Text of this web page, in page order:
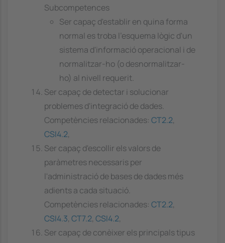
Subcompetences
Ser capaç d'establir en quina forma
normal es troba l'esquema lògic d'un
sistema d'informació operacional i de
normalitzar-ho (o desnormalitzar-
ho) al nivell requerit.
Ser capaç de detectar i solucionar
problemes d'integració de dades.
Competències relacionades: CT2.2,
CSI4.2,
Ser capaç d'escollir els valors de
paràmetres necessaris per
l'administració de bases de dades més
adients a cada situació.
Competències relacionades: CT2.2,
CSI4.3, CT7.2, CSI4.2,
Ser capaç de conèixer els principals tipus